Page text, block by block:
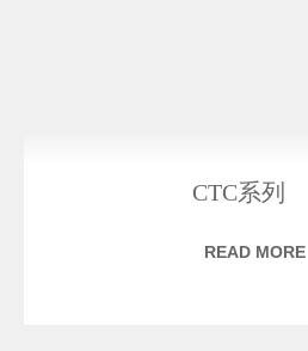
CTC系列
READ MORE